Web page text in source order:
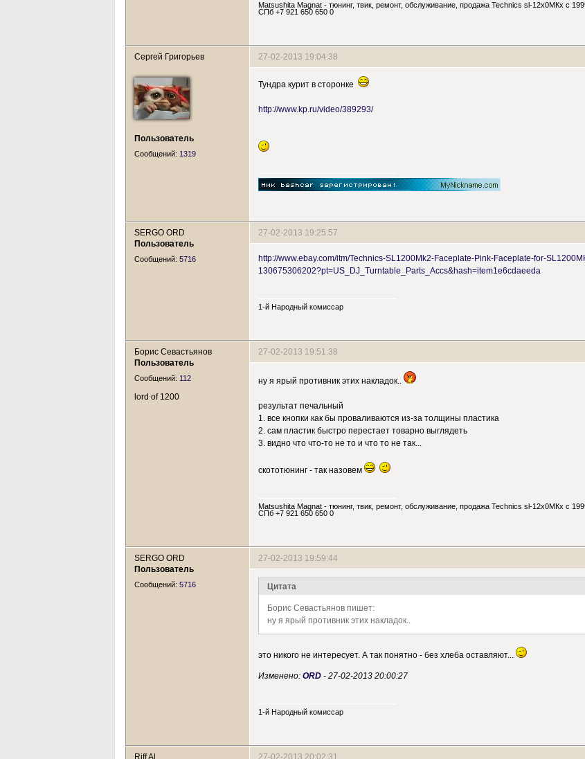
Matsushita Magnat - тюнинг, твик, ремонт, обслуживание, продажа Technics sl-12х0МКх с
СПб +7 921 650 650 0
Сергей Григорьев
Пользователь
Сообщений: 1319
27-02-2013 19:04:38
Тундра курит в сторонке
http://www.kp.ru/video/389293/
SERGO ORD
Пользователь
Сообщений: 5716
27-02-2013 19:25:57
http://www.ebay.com/itm/Technics-SL1200Mk2-Faceplate-Pink-Faceplate-for-
130675306202?pt=US_DJ_Turntable_Parts_Accs&hash=item1e6cdaeeda
1-й Народный комиссар
Борис Севастьянов
Пользователь
Сообщений: 112
lord of 1200
27-02-2013 19:51:38
ну я ярый противник этих накладок..
результат печальный
1. все кнопки как бы проваливаются из-за толщины пластика
2. сам пластик быстро перестает товарно выглядеть
3. видно что что-то не то и что то не так...
скототюнинг - так назовем
Matsushita Magnat - тюнинг, твик, ремонт, обслуживание, продажа Technics sl-12х0МКх с
СПб +7 921 650 650 0
SERGO ORD
Пользователь
Сообщений: 5716
27-02-2013 19:59:44
Цитата
Борис Севастьянов пишет:
ну я ярый противник этих накладок..
это никого не интересует. А так понятно - без хлеба оставляют...
Изменено: ORD- 27-02-2013 20:00:27
1-й Народный комиссар
Riff Al 27-02-2013 20:02:31